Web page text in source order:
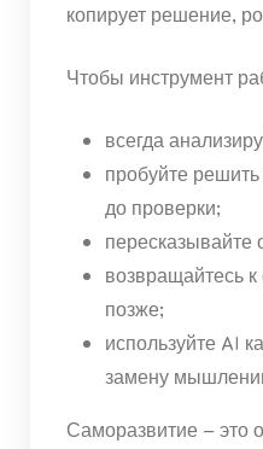
копирует решение,
Чтобы инструмент
всегда
пробуйте
до проверки;
пересказывайте
возвращайтесь
позже;
используйте AI
замену
Саморазвитие – это